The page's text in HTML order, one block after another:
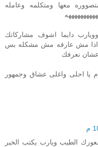
معها ومتكلمه وعامله
دايما اشوف مشاركاتك
اذا مش عارفه مش مشكله بس
نعرفك
يا احلى واغلى عشاق وجمهور
الطيب ويارب يكتب الخير